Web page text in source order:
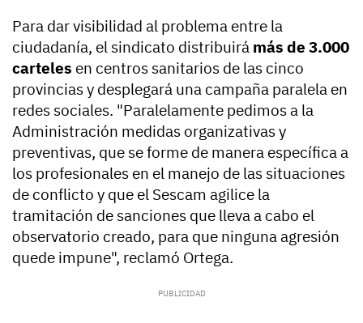
Para dar visibilidad al problema entre la
ciudadanía, el sindicato distribuirá más de 3.000
carteles en centros sanitarios de las cinco
provincias y desplegará una campaña paralela en
redes sociales. "Paralelamente pedimos a la
Administración medidas organizativas y
preventivas, que se forme de manera específica a
los profesionales en el manejo de las situaciones
de conflicto y que el Sescam agilice la
tramitación de sanciones que lleva a cabo el
observatorio creado, para que ninguna agresión
quede impune", reclamó Ortega.